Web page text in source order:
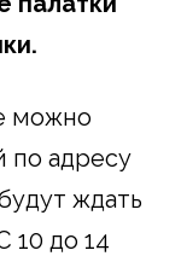
можно
по адресу
ждать
10 до 14